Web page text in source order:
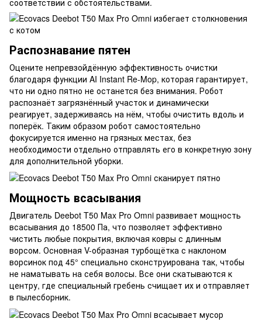
соответствии с обстоятельствами.
Распознавание пятен
Оцените непревзойдённую эффективность очистки
благодаря функции AI Instant Re-Mop, которая гарантирует,
что ни одно пятно не останется без внимания. Робот
распознаёт загрязнённый участок и динамически
реагирует, задерживаясь на нём, чтобы очистить вдоль и
поперёк. Таким образом робот самостоятельно
фокусируется именно на грязных местах, без
необходимости отдельно отправлять его в конкретную зону
для дополнительной уборки.
Мощность всасывания
Двигатель Deebot T50 Max Pro Omni развивает мощность
всасывания до 18500 Па, что позволяет эффективно
чистить любые покрытия, включая ковры с длинным
ворсом. Основная V-образная турбощётка с наклоном
ворсинок под 45° специально сконструирована так, чтобы
не наматывать на себя волосы. Все они скатываются к
центру, где специальный гребень счищает их и отправляет
в пылесборник.